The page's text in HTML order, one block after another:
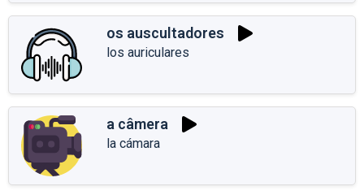
os auscultadores
los auriculares
a câmera
la cámara